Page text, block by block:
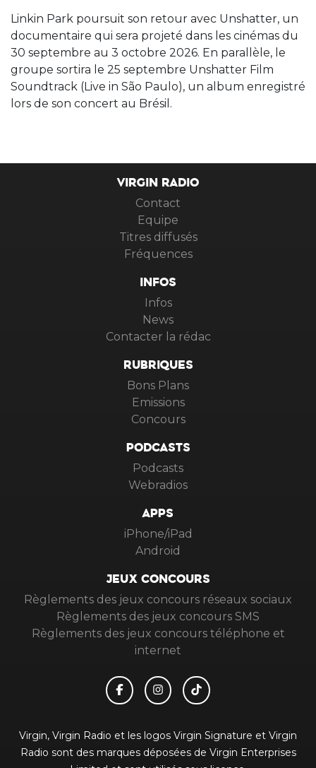
Linkin Park poursuit son retour avec Unshatter, un
documentaire qui sera projeté dans les cinémas du
30 septembre au 3 octobre 2026. En parallèle, le
groupe sortira le 25 septembre Unshatter Film
Soundtrack (Live in São Paulo), un album enregistré
lors de son concert au Brésil.
VIRGIN RADIO
Contact
Equipe
Titres diffusés
Fréquences
INFOS
Infos
News
Contacter la rédac
RUBRIQUES
Bons Plans
Emissions
Concours
PODCASTS
Podcasts
Webradios
APPS
iPhone/iPad
Android
JEUX CONCOURS
Règlements des jeux concours réseaux sociaux
Règlements des jeux concours SMS
Règlements des jeux concours téléphone et
internet
Virgin, Virgin Radio et les logos Virgin Signature et Virgin
Radio sont des marques déposées de Virgin Enterprises